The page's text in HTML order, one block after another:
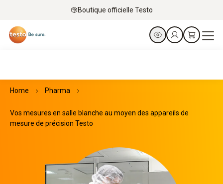
Boutique officielle Testo
Home Pharma
Vos mesures en salle blanche au moyen des appareils de
mesure de précision Testo